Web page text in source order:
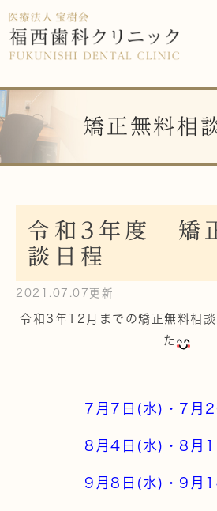
矯正無料相
令和3年度 矯
談日程
2021.07.07更新
令和3年12月までの矯正無料相
た
7月7日(水)・7月
8月4日(水)・8月
9月8日(水)・9月